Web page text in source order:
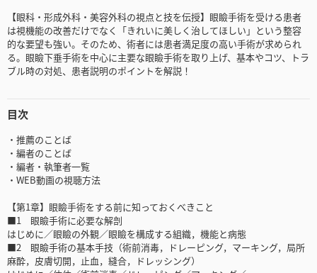
【眼科・形成外科・美容外科の視点と技を伝授】眼瞼手術を受ける患者
は視機能の改善だけでなく「きれいに美しく治してほしい」という整容
的な要望も強い。そのため、術者には患者満足度の高い手術が求められ
る。眼瞼下垂手術を中心に主要な眼瞼手術を取り上げ、基本やコツ、トラ
ブル時の対処、患者説明のポイントを解説！
目次
・推薦のことば
・編者のことば
・編者・執筆者一覧
・WEB動画の視聴方法
【第1章】眼瞼手術をする前に知っておくべきこと
■1 眼瞼手術に必要な解剖
はじめに／眼瞼の外観／眼瞼を構成する組織，機能と病態
■2 眼瞼手術の基本手技（術前消毒，ドレーピング，マーキング，局所
麻酔，皮膚切開，止血，縫合，ドレッシング）